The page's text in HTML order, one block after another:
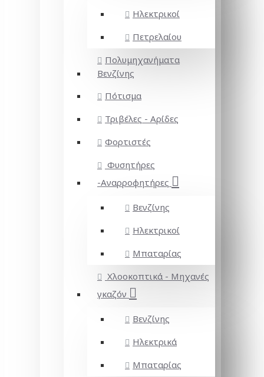
Ηλεκτρικοί
Πετρελαίου
Πολυμηχανήματα
Βενζίνης
Πότισμα
Τριβέλες - Αρίδες
Φορτιστές
Φυσητήρες
-Αναρροφητήρες
Βενζίνης
Ηλεκτρικοί
Μπαταρίας
Χλοοκοπτικά - Μηχανές
γκαζόν
Βενζίνης
Ηλεκτρικά
Μπαταρίας